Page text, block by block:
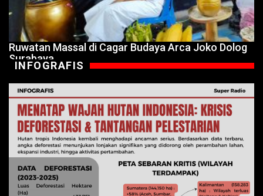
Ruwatan Massal di Cagar Budaya Arca Joko Dolog
Surabaya
INFOGRAFIS